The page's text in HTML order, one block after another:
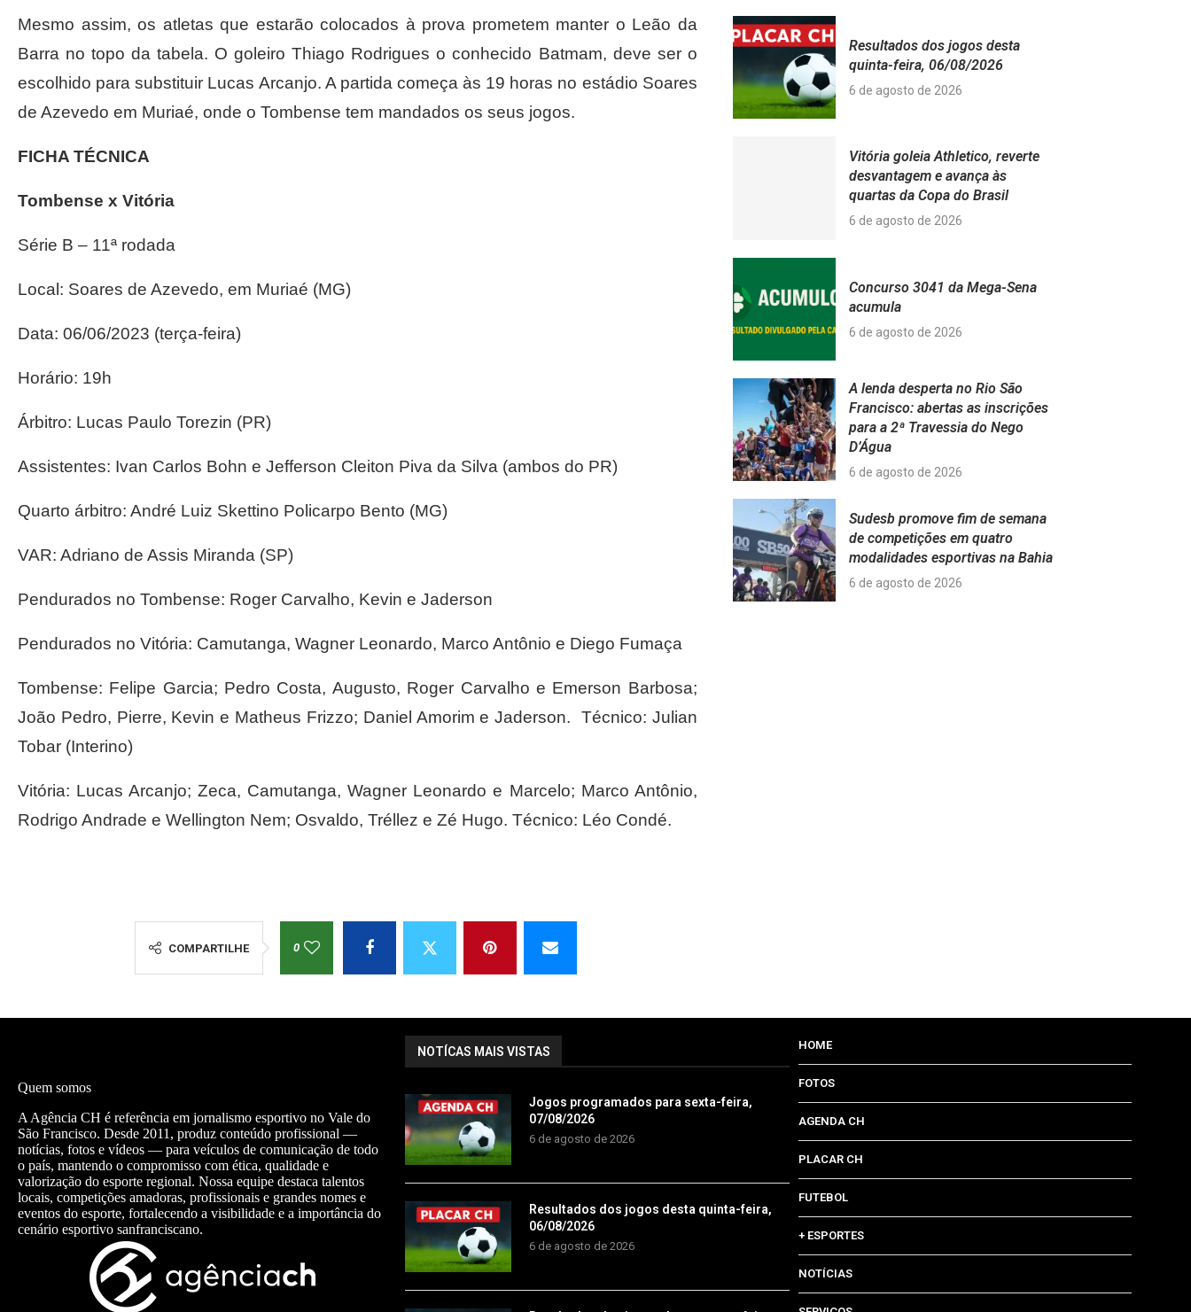
Mesmo assim, os atletas que estarão colocados à prova prometem manter o Leão da
Barra no topo da tabela. O goleiro Thiago Rodrigues o conhecido Batmam, deve ser o
escolhido para substituir Lucas Arcanjo. A partida começa às 19 horas no estádio Soares
de Azevedo em Muriaé, onde o Tombense tem mandados os seus jogos.
FICHA TÉCNICA
Tombense x Vitória
Série B – 11ª rodada
Local: Soares de Azevedo, em Muriaé (MG)
Data: 06/06/2023 (terça-feira)
Horário: 19h
Árbitro: Lucas Paulo Torezin (PR)
Assistentes: Ivan Carlos Bohn e Jefferson Cleiton Piva da Silva (ambos do PR)
Quarto árbitro: André Luiz Skettino Policarpo Bento (MG)
VAR: Adriano de Assis Miranda (SP)
Pendurados no Tombense: Roger Carvalho, Kevin e Jaderson
Pendurados no Vitória: Camutanga, Wagner Leonardo, Marco Antônio e Diego Fumaça
Tombense: Felipe Garcia; Pedro Costa, Augusto, Roger Carvalho e Emerson Barbosa;
João Pedro, Pierre, Kevin e Matheus Frizzo; Daniel Amorim e Jaderson. Técnico: Julian
Tobar (Interino)
Vitória: Lucas Arcanjo; Zeca, Camutanga, Wagner Leonardo e Marcelo; Marco Antônio,
Rodrigo Andrade e Wellington Nem; Osvaldo, Tréllez e Zé Hugo. Técnico: Léo Condé.
COMPARTILHE 0
Resultados dos jogos desta
quinta-feira, 06/08/2026
6 de agosto de 2026
Vitória goleia Athletico, reverte
desvantagem e avança às
quartas da Copa do Brasil
6 de agosto de 2026
Concurso 3041 da Mega-Sena
acumula
6 de agosto de 2026
A lenda desperta no Rio São
Francisco: abertas as inscrições
para a 2ª Travessia do Nego
D’Água
6 de agosto de 2026
Sudesb promove fim de semana
de competições em quatro
modalidades esportivas na Bahia
6 de agosto de 2026
Quem somos
A Agência CH é referência em jornalismo esportivo no Vale do
São Francisco. Desde 2011, produz conteúdo profissional —
notícias, fotos e vídeos — para veículos de comunicação de todo
o país, mantendo o compromisso com ética, qualidade e
valorização do esporte regional. Nossa equipe destaca talentos
locais, competições amadoras, profissionais e grandes nomes e
eventos do esporte, fortalecendo a visibilidade e a importância do
cenário esportivo sanfranciscano.
NOTÍCAS MAIS VISTAS
Jogos programados para sexta-feira,
07/08/2026
6 de agosto de 2026
Resultados dos jogos desta quinta-feira,
06/08/2026
6 de agosto de 2026
HOME
FOTOS
AGENDA CH
PLACAR CH
FUTEBOL
+ ESPORTES
NOTÍCIAS